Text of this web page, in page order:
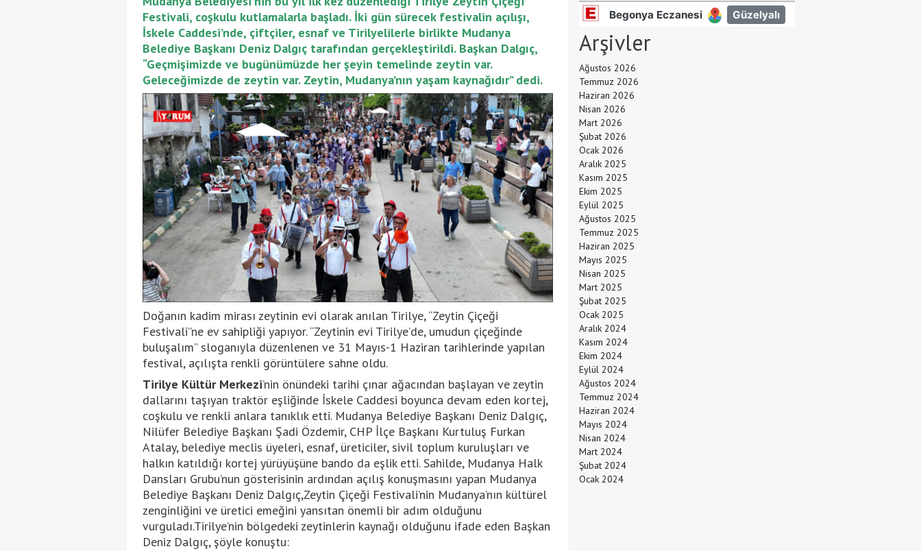
Festivali, coşkulu kutlamalarla başladı. İki gün sürecek festivalin açılışı,
İskele Caddesi’nde, çiftçiler, esnaf ve Tirilyelilerle birlikte Mudanya
Belediye Başkanı Deniz Dalgıç tarafından gerçekleştirildi. Başkan Dalgıç,
“Geçmişimizde ve bugünümüzde her şeyin temelinde zeytin var.
Geleceğimizde de zeytin var. Zeytin, Mudanya’nın yaşam kaynağıdır” dedi.
Doğanın kadim mirası zeytinin evi olarak anılan Tirilye, “Zeytin Çiçeği
Festivali”ne ev sahipliği yapıyor. “Zeytinin evi Tirilye’de, umudun çiçeğinde
buluşalım” sloganıyla düzenlenen ve 31 Mayıs-1 Haziran tarihlerinde yapılan
festival, açılışta renkli görüntülere sahne oldu.
Tirilye Kültür Merkezi’nin önündeki tarihi çınar ağacından başlayan ve zeytin
dallarını taşıyan traktör eşliğinde İskele Caddesi boyunca devam eden kortej,
coşkulu ve renkli anlara tanıklık etti. Mudanya Belediye Başkanı Deniz Dalgıç,
Nilüfer Belediye Başkanı Şadi Özdemir, CHP İlçe Başkanı Kurtuluş Furkan
Atalay, belediye meclis üyeleri, esnaf, üreticiler, sivil toplum kuruluşları ve
halkın katıldığı kortej yürüyüşüne bando da eşlik etti. Sahilde, Mudanya Halk
Dansları Grubu’nun gösterisinin ardından açılış konuşmasını yapan Mudanya
Belediye Başkanı Deniz Dalgıç,Zeytin Çiçeği Festivali’nin Mudanya’nın kültürel
zenginliğini ve üretici emeğini yansıtan önemli bir adım olduğunu
vurguladı.Tirilye’nin bölgedeki zeytinlerin kaynağı olduğunu ifade eden Başkan
Deniz Dalgıç, şöyle konuştu:
Arşivler
Ağustos 2026
Temmuz 2026
Haziran 2026
Nisan 2026
Mart 2026
Şubat 2026
Ocak 2026
Aralık 2025
Kasım 2025
Ekim 2025
Eylül 2025
Ağustos 2025
Temmuz 2025
Haziran 2025
Mayıs 2025
Nisan 2025
Mart 2025
Şubat 2025
Ocak 2025
Aralık 2024
Kasım 2024
Ekim 2024
Eylül 2024
Ağustos 2024
Temmuz 2024
Haziran 2024
Mayıs 2024
Nisan 2024
Mart 2024
Şubat 2024
Ocak 2024